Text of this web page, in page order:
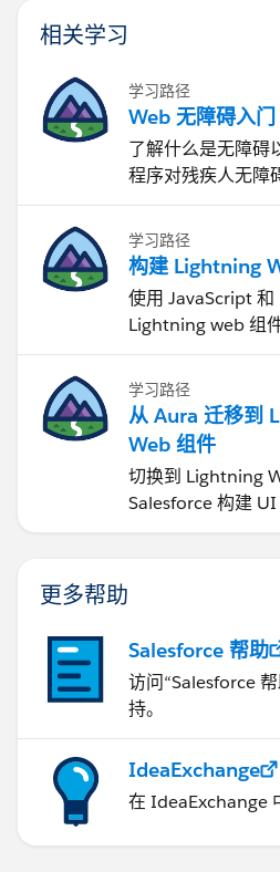
相关学习
学习路径
Web 无障碍入门
了解什么是无障碍
程序对残疾人无障
学习路径
构建 Lightning
使用 JavaScript 和
Lightning web 组件
学习路径
从 Aura 迁移到
Web 组件
切换到 Lightning
Salesforce 构建 UI
更多帮助
Salesforce 帮助
访问“Salesforce
持。
IdeaExchange
在 IdeaExchange